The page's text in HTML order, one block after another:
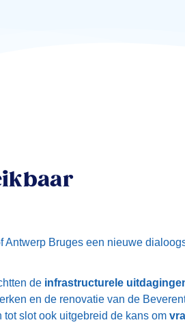
Antwerp Bruges een nieuwe
de infrastructurele
en de renovatie van de
slot ook uitgebreid de kans om